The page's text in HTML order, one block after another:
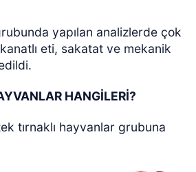
yapılan analizlerde çok
eti, sakatat ve mekanik
HANGİLERİ?
tırnaklı hayvanlar grubuna